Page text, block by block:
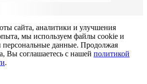
сайта, аналитики и улучшения
мы используем файлы cookie и
данные. Продолжая
Вы соглашаетесь с нашей политикой
.